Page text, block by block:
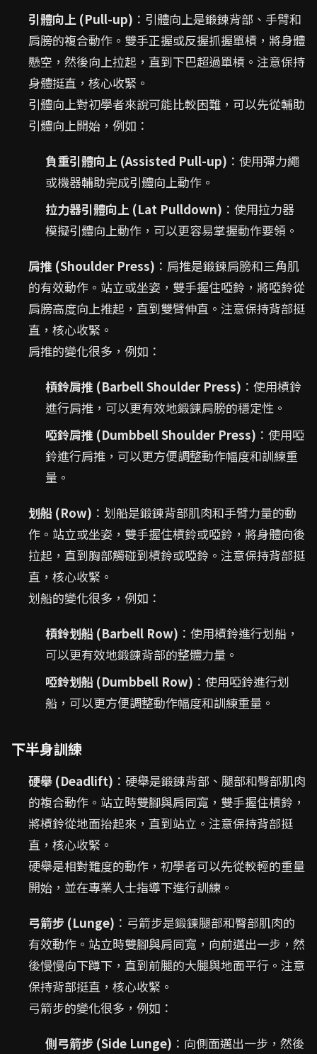
引體向上 (Pull-up) ：引體向上是鍛鍊背部、手臂和
肩膀的複合動作。雙手正握或反握抓握單槓，將身體
懸空，然後向上拉起，直到下巴超過單槓。注意保持
身體挺直，核心收緊。
引體向上對初學者來說可能比較困難，可以先從輔助
引體向上開始，例如：
負重引體向上 (Assisted Pull-up) ：使用彈力繩
或機器輔助完成引體向上動作。
拉力器引體向上 (Lat Pulldown) ：使用拉力器
模擬引體向上動作，可以更容易掌握動作要領。
肩推 (Shoulder Press) ：肩推是鍛鍊肩膀和三角肌
的有效動作。站立或坐姿，雙手握住啞鈴，將啞鈴從
肩膀高度向上推起，直到雙臂伸直。注意保持背部挺
直，核心收緊。
肩推的變化很多，例如：
槓鈴肩推 (Barbell Shoulder Press) ：使用槓鈴
進行肩推，可以更有效地鍛鍊肩膀的穩定性。
啞鈴肩推 (Dumbbell Shoulder Press) ：使用啞
鈴進行肩推，可以更方便調整動作幅度和訓練重
量。
划船 (Row) ：划船是鍛鍊背部肌肉和手臂力量的動
作。站立或坐姿，雙手握住槓鈴或啞鈴，將身體向後
拉起，直到胸部觸碰到槓鈴或啞鈴。注意保持背部挺
直，核心收緊。
划船的變化很多，例如：
槓鈴划船 (Barbell Row) ：使用槓鈴進行划船，
可以更有效地鍛鍊背部的整體力量。
啞鈴划船 (Dumbbell Row) ：使用啞鈴進行划
船，可以更方便調整動作幅度和訓練重量。
下半身訓練
硬舉 (Deadlift) ：硬舉是鍛鍊背部、腿部和臀部肌肉
的複合動作。站立時雙腳與肩同寬，雙手握住槓鈴，
將槓鈴從地面抬起來，直到站立。注意保持背部挺
直，核心收緊。
硬舉是相對難度的動作，初學者可以先從較輕的重量
開始，並在專業人士指導下進行訓練。
弓箭步 (Lunge) ：弓箭步是鍛鍊腿部和臀部肌肉的
有效動作。站立時雙腳與肩同寬，向前邁出一步，然
後慢慢向下蹲下，直到前腿的大腿與地面平行。注意
保持背部挺直，核心收緊。
弓箭步的變化很多，例如：
側弓箭步 (Side Lunge) ：向側面邁出一步，然後